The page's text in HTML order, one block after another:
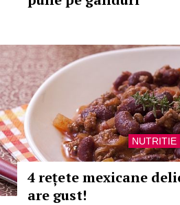
NUTRITIE
4 rețete mexicane
are gust!